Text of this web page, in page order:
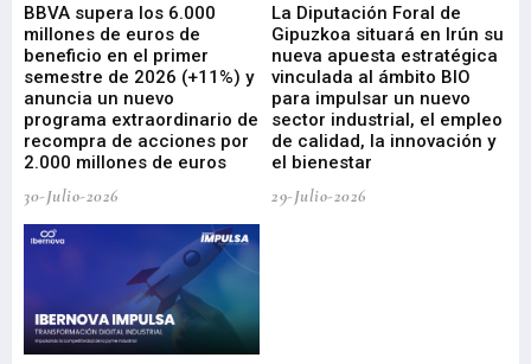
BBVA supera los 6.000
millones de euros de
beneficio en el primer
semestre de 2026 (+11%) y
anuncia un nuevo
programa extraordinario de
recompra de acciones por
2.000 millones de euros
30-Julio-2026
La Diputación Foral de
Gipuzkoa situará en Irún su
nueva apuesta estratégica
vinculada al ámbito BIO
para impulsar un nuevo
sector industrial, el empleo
de calidad, la innovación y
el bienestar
29-Julio-2026